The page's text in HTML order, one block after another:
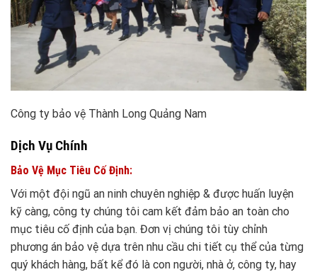
Công ty bảo vệ Thành Long Quảng Nam
Dịch Vụ Chính
Bảo Vệ Mục Tiêu Cố Định:
Với một đội ngũ an ninh chuyên nghiệp & được huấn luyện
kỹ càng, công ty chúng tôi cam kết đảm bảo an toàn cho
mục tiêu cố định của bạn. Đơn vị chúng tôi tùy chỉnh
phương án bảo vệ dựa trên nhu cầu chi tiết cụ thể của từng
quý khách hàng, bất kể đó là con người, nhà ở, công ty, hay